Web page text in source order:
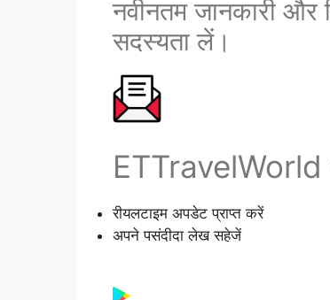
नवीनतम जानकारी और
सदस्यता लें।
ETTravelWorld
रीयलटाइम अपडेट प्राप्त करें
अपने पसंदीदा लेख सहेजें